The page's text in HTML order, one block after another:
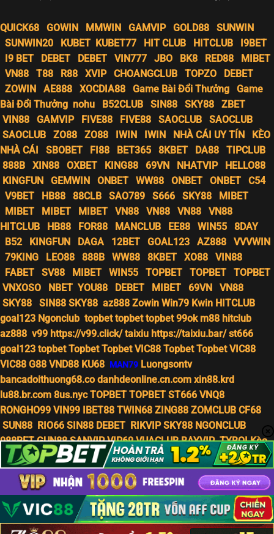
QUICK68 GOWIN MMWIN GAMVIP GOLD88
SUNWIN
SUNWIN20
KUBET KUBET77 HIT CLUB HITCLUB
I9BET
I9 BET
DEBET DEBET VIN777 JBO BK8 RED88
MIBET
VN88
T88 R88 XVIP CHOANGCLUB TOPZO
DEBET
ZOWIN
AE888 XOCDIA88 Game Bài Đổi Thưởng
Game
Bài Đổi Thưởng nohu B52CLUB SIN88 SKY88
ZBET
VIN88
GAMVIP FIVE88 FIVE88 SAOCLUB
SAOCLUB
SAOCLUB
ZO88 ZO88 IWIN IWIN NHÀ CÁI UY TÍN
KÈO
NHÀ CÁI
SBOBET FI88 BET365 8KBET DA88
TIPCLUB
888B
XIN88 OXBET KING88 69VN NHATVIP
HELLO88
KINGFUN
GEMWIN ONBET WW88 ONBET ONBET
C54
V9BET
HB88 88CLB SAO789 S666 SKY88
MIBET
MIBET
MIBET MIBET VN88 VN88 VN88
VN88
HITCLUB
HB88 FOR88 MANCLUB EE88 WIN55
8DAY
B52
KINGFUN DAGA 12BET GOAL123 AZ888
VVVWIN
79KING
LEO88 888B WW88 8KBET XO88
VIN88
FABET
SV88 MIBET WIN55 TOPBET TOPBET
TOPBET
VNXOSO
NBET YOU88 DEBET MIBET 69VN
VN88
SKY88
SIN88 SKY88 az888 Zowin Win79 Kwin HITCLUB
goal123 Ngonclub topbet topbet topbet 99ok m88 hitclub
az888 v99 https://v99.click/ taixiu https://taixiu.bar/ st666
goal123 topbet Topbet Topbet VIC88 Topbet Topbet VIC88
VIC88 G88 VND88 KU68 MAN79 Luongsontv
bancadoithuong68.co danhdeonline.cn.com xin88.krd
lu88.br.com 8us.nyc TOPBET TOPBET ST666 VNQ8
RONGHO99 VIN99 IBET88 TWIN68 ZING88 ZOMCLUB CF68
SUN88 RIO66 SIN88 DEBET RIKVIP SKY88 NGONCLUB
988BET GUN88 SANVIP VIP69 VUACLUB BAYVIP TYBOI Kèo
Nhà Cái Kèo Nhà Cái 5 7m VEGAS79 77LOC MIG8 86BET
RAKHOITV WIN79 SOCOLIVE XOILAC 1GOM CAKHIATV Sex
Nhật Bản Hot Tại Đây Japanese 18+ live 18+
Sex Địt Nhau Hot
Tại Đây 23WIN Tổng hợp phim sex ngon WIN55 WIN79
RIKVIP 8DAY TOPBET